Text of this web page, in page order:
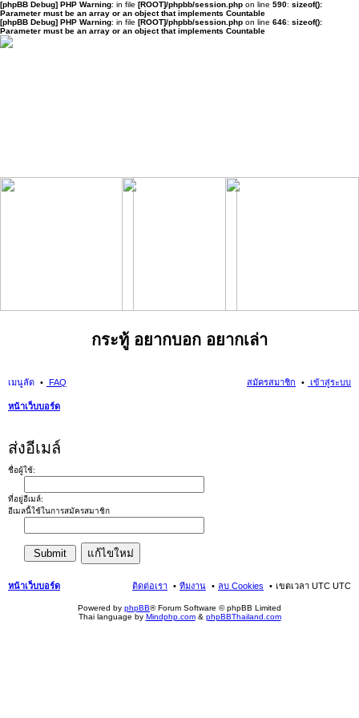
[phpBB Debug] PHP Warning: in file [ROOT]/phpbb/session.php on line 590: sizeof():
Parameter must be an array or an object that implements Countable
[phpBB Debug] PHP Warning: in file [ROOT]/phpbb/session.php on line 646: sizeof():
Parameter must be an array or an object that implements Countable
กระทู้ อยากบอก อยากเล่า
เมนูลัด FAQ เข้าสู่ระบบ
สมัครสมาชิก
หน้าเว็บบอร์ด
ส่งอีเมล์
ชื่อผู้ใช้:
ที่อยู่อีเมล์:
อีเมลนี้ใช้ในการสมัครสมาชิก
หน้าเว็บบอร์ด เขตเวลา UTC UTC
ลบ Cookies
ทีมงาน
ติดต่อเรา
Powered by phpBB® Forum Software © phpBB Limited
Thai language by Mindphp.com& phpBBThailand.com